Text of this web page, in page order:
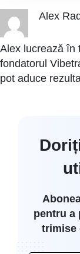
Alex
Alex lucrează în
fondatorul
pot aduce
pentru a
trimise